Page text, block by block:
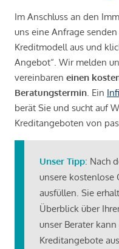
Im Anschluss an den
uns eine Anfrage
Kreditmodell aus und
Angebot“. Wir melden
vereinbaren einen
Beratungstermin . Ein
berät Sie und sucht auf
Kreditangeboten von
Unser Tipp: Nach
unsere kostenlose
ausfüllen. Sie
Überblick über
unser Berater
Kreditangebote